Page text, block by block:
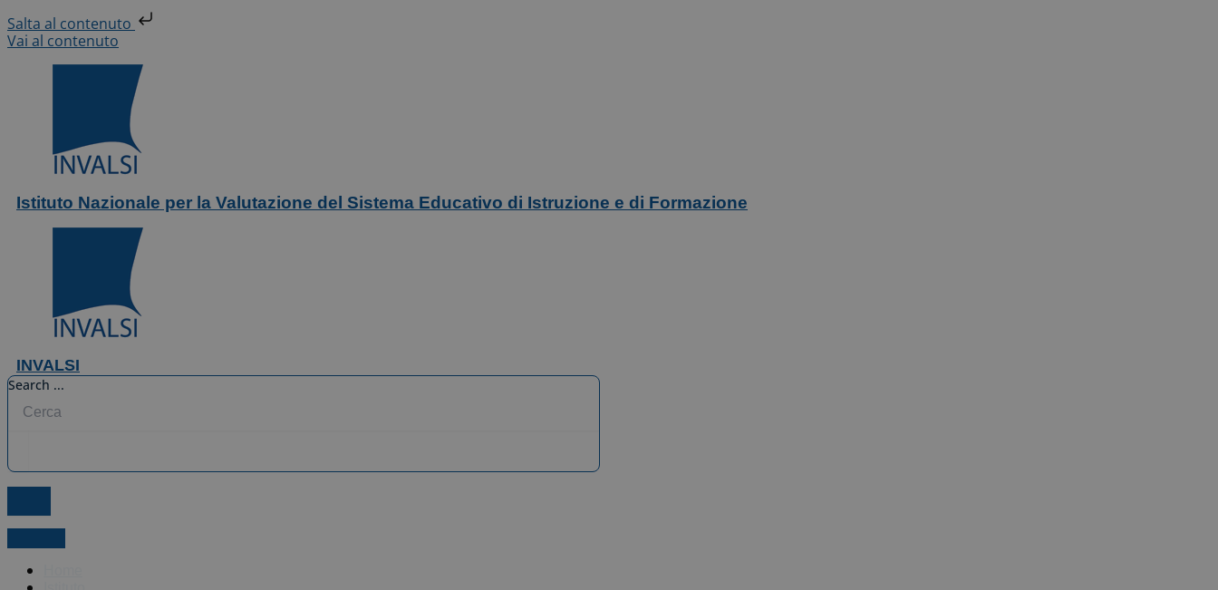
Salta al contenuto
Vai al contenuto
Istituto Nazionale per la Valutazione del Sistema Educativo di Istruzione e di Formazione
INVALSI
Search ...